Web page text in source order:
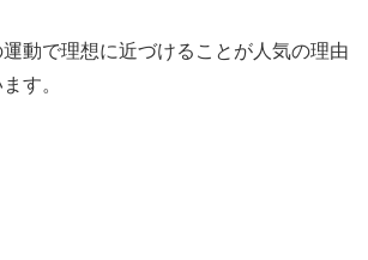
動で理想に近づけることが人気の理由
す。